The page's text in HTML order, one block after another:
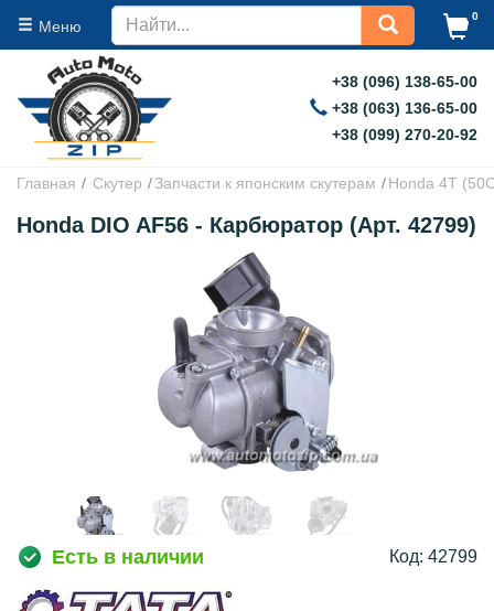
Меню
0
+38 (096) 138-65-00
+38 (063) 136-65-00
+38 (099) 270-20-92
Главная Скутер Запчасти к японским скутерам Honda 4T
Honda DIO AF56 - Карбюратор (Арт. 42799)
Есть в наличии Код: 42799